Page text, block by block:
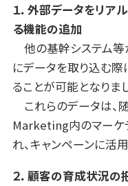
１．外部データをリア
る機能の追加
他の基幹システム
にデータを取り込む際
ることが可能となりま
これらのデータは、
Marketing内のマーケ
れ、キャンペーンに活
２．顧客の育成状況